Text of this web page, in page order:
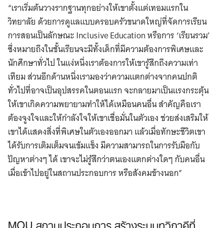
“เราเริ่มต้นวางรากฐานทุกอย่างให้เขาตั้งแต่เทอมแรกใน
วิทยาลัย ด้วยการดูแลแบบครอบครัวขนาดใหญ่ที่จัดการเรียน
การสอนเป็นลักษณะ Inclusive Education หรือการ ‘เรียนรวม’
ซึ่งหมายถึงในชั้นเรียนจะมีทั้งเด็กที่มีความต้องการพิเศษและ
นักศึกษาทั่วไป ในแง่หนึ่งเราต้องการให้เขารู้สึกถึงความเท่า
เทียม ส่วนอีกด้านหนึ่งเรามองว่าความแตกต่างจากคนปกติ
ทั่วไปที่อาจเป็นอุปสรรคในตอนแรก จะกลายมาเป็นแรงกระตุ้น
ให้เขาเกิดความพยายามทำให้ได้เหมือนคนอื่น สำคัญคือเรา
ต้องจูงใจและให้กำลังใจให้เขาเชื่อมั่นในตัวเอง ช่วยส่งเสริมให้
เขาได้แสดงสิ่งที่พิเศษในตัวเองออกมา แล้วเมื่อทักษะชีวิตเขา
ได้รับการเติมเต็มจนเข้มแข็ง มีความสามารถในการรับมือกับ
ปัญหาต่างๆ ได้ เขาจะไม่รู้สึกว่าตนเองแตกต่างใดๆ กับคนอื่น
เมื่อเข้าไปอยู่ในสถานประกอบการ หรือสังคมข้างนอก”